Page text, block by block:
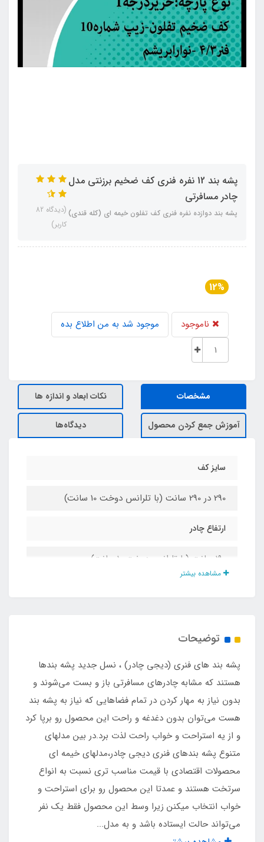
پشه‌ بند 12 نفره فنری کف ضخیم برزنتی مدل
چادر مسافرتی
پشه‌ بند دوازده نفره فنری کف تفلون خیمه ای (کله قندی)
(دیدگاه 82
کاربر)
12%
ناموجود موجود شد به من اطلاع بده
مشخصات نکات ابعاد و اندازه ها
آموزش جمع کردن محصول دیدگاه‌ها
سایز کف
290 در 290 سانت (با تلرانس دوخت 10 سانت)
ارتفاع چادر
190 سانت (با تلرانس دوخت 10 سانت)
فلزی فنری روکش دار مجهز به نوار ابریشم
نشستن 12 نفر یا خواب 6 نفر
نوع باز و بست
آسان تاشو فنری مشابه چادرهای مسافرتی فنری
نوع زیپ
مشاهده بیشتر
توضیحات
​​​​پشه‌ بند های فنری (دیجی چادر) ، نسل جدید پشه‌ بندها
هستند که مشابه چادرهای مسافرتی باز و بست می‌شوند و
بدون نیاز به مهار کردن در تمام فضاهایی که نیاز به پشه‌ بند
هست می‌توان بدون دغدغه و راحت این محصول رو برپا کرد
و از یه استراحت و خواب راحت لذت برد.در بین مدلهای
متنوع پشه‌ بندهای فنری دیجی چادر،مدلهای خیمه ای
محصولات اقتصادی با قیمت مناسب تری نسبت به انواع
سرتخت هستند و عمدتا این محصول رو برای استراحت و
خواب انتخاب میکنن زیرا وسط این محصول فقط یک نفر
می‌تواند حالت ایستاده باشد و به مدل...